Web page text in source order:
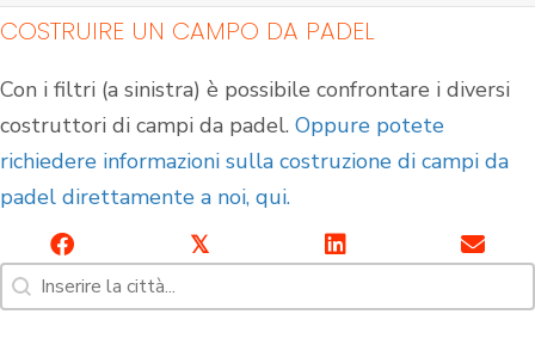
COSTRUIRE UN CAMPO DA PADEL
Con i filtri (a sinistra) è possibile confrontare i diversi
costruttori di campi da padel. Oppure potete
richiedere informazioni sulla costruzione di campi da
padel direttamente a noi, qui.
𝕏
Ricerca [7]
Contenuto della ricerca
Campi da padel al
coperto